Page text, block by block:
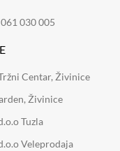
030 005
Centar, Živinice
Živinice
Tuzla
Veleprodaja